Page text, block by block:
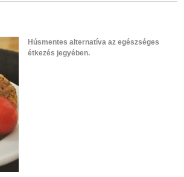
Húsmentes alternatíva az egészséges
étkezés jegyében.